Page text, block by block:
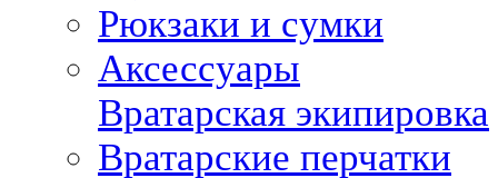
Рюкзаки и сумки
Аксессуары
Вратарская экипировка
Вратарские перчатки